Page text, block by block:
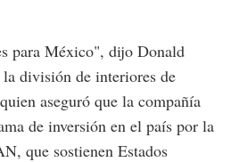
para México", dijo Donald
división de interiores de
aseguró que la compañía
de inversión en el país por la
que sostienen Estados